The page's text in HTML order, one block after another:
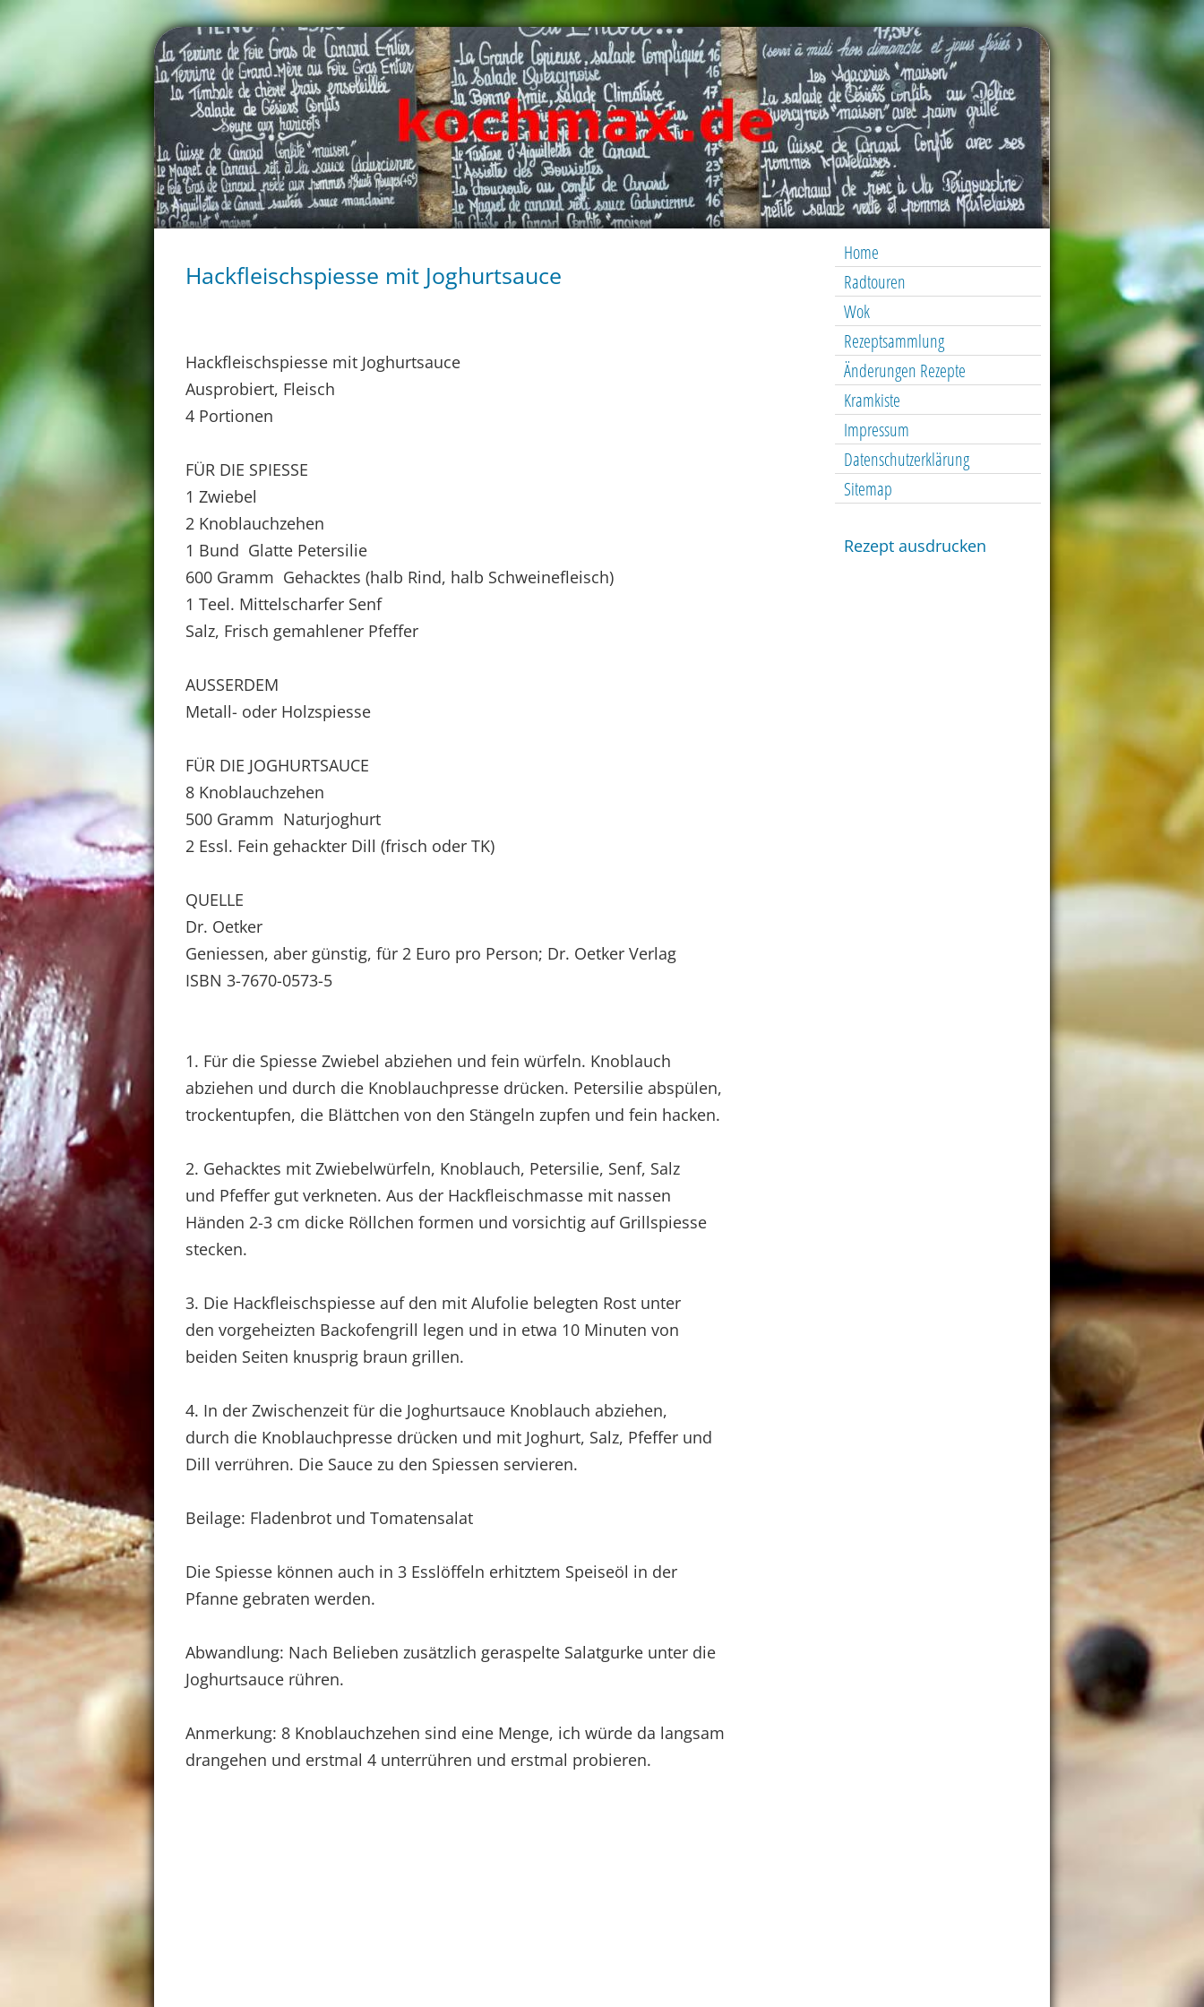
Home
Radtouren
Wok
Rezeptsammlung
Änderungen Rezepte
Kramkiste
Impressum
Datenschutzerklärung
Sitemap
Rezept ausdrucken
Hackfleischspiesse mit Joghurtsauce
Hackfleischspiesse mit Joghurtsauce
Ausprobiert, Fleisch
4 Portionen
FÜR DIE SPIESSE
1 Zwiebel
2 Knoblauchzehen
1 Bund Glatte Petersilie
600 Gramm Gehacktes (halb Rind, halb Schweinefleisch)
1 Teel. Mittelscharfer Senf
Salz, Frisch gemahlener Pfeffer
AUSSERDEM
Metall- oder Holzspiesse
FÜR DIE JOGHURTSAUCE
8 Knoblauchzehen
500 Gramm Naturjoghurt
2 Essl. Fein gehackter Dill (frisch oder TK)
QUELLE
Dr. Oetker
Geniessen, aber günstig, für 2 Euro pro Person; Dr. Oetker Verlag
ISBN 3-7670-0573-5
1. Für die Spiesse Zwiebel abziehen und fein würfeln. Knoblauch
abziehen und durch die Knoblauchpresse drücken. Petersilie abspülen,
trockentupfen, die Blättchen von den Stängeln zupfen und fein hacken.
2. Gehacktes mit Zwiebelwürfeln, Knoblauch, Petersilie, Senf, Salz
und Pfeffer gut verkneten. Aus der Hackfleischmasse mit nassen
Händen 2-3 cm dicke Röllchen formen und vorsichtig auf Grillspiesse
stecken.
3. Die Hackfleischspiesse auf den mit Alufolie belegten Rost unter
den vorgeheizten Backofengrill legen und in etwa 10 Minuten von
beiden Seiten knusprig braun grillen.
4. In der Zwischenzeit für die Joghurtsauce Knoblauch abziehen,
durch die Knoblauchpresse drücken und mit Joghurt, Salz, Pfeffer und
Dill verrühren. Die Sauce zu den Spiessen servieren.
Beilage: Fladenbrot und Tomatensalat
Die Spiesse können auch in 3 Esslöffeln erhitztem Speiseöl in der
Pfanne gebraten werden.
Abwandlung: Nach Belieben zusätzlich geraspelte Salatgurke unter die
Joghurtsauce rühren.
Anmerkung: 8 Knoblauchzehen sind eine Menge, ich würde da langsam
drangehen und erstmal 4 unterrühren und erstmal probieren.